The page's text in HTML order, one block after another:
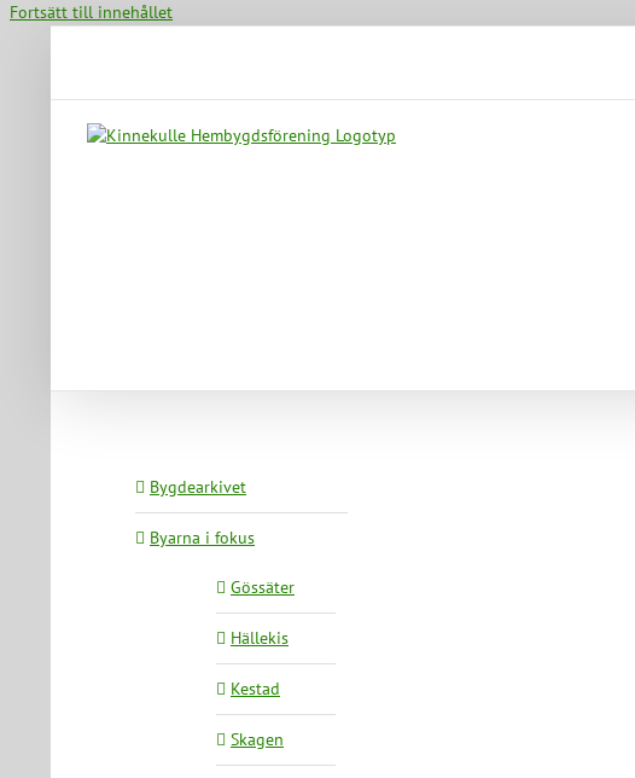
Fortsätt till innehållet
Bygdearkivet
Byarna i fokus
Gössäter
Hällekis
Kestad
Skagen